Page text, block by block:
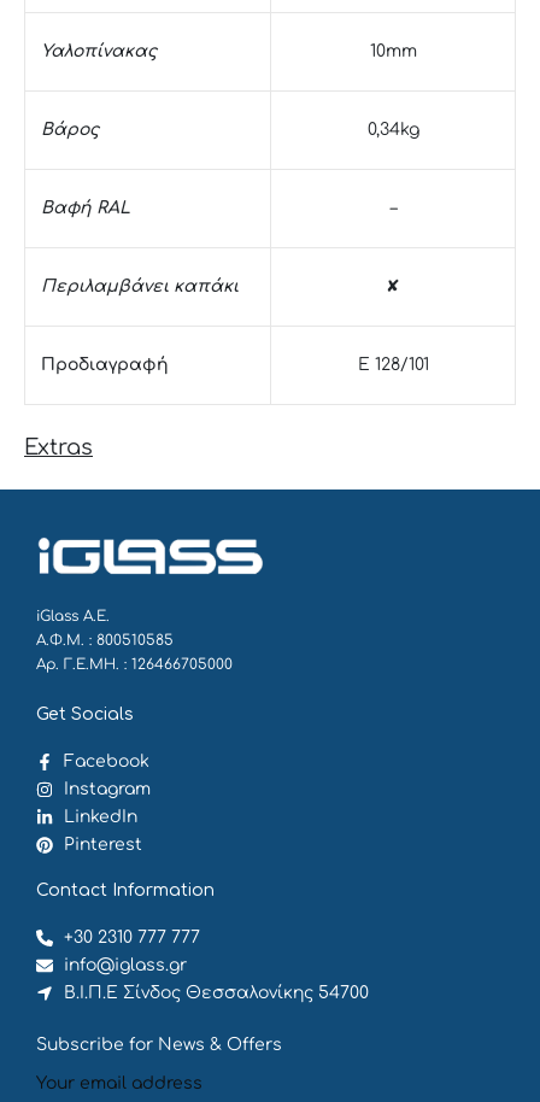
Υαλοπίνακας 10mm
Βάρος 0,34kg
Βαφή RAL –
Περιλαμβάνει καπάκι ✘
Προδιαγραφή E 128/101
Extras
iGlass Α.Ε.
Α.Φ.Μ. : 800510585
Αρ. Γ.Ε.ΜΗ. : 126466705000
Get Socials
Facebook
Instagram
LinkedIn
Pinterest
Contact Information
+30 2310 777 777
info@iglass.gr
Β.Ι.Π.Ε Σίνδος Θεσσαλονίκης 54700
Subscribe for News & Offers